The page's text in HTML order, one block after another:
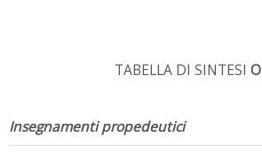
TABELLA DI SINTESI
Insegnamenti propedeutici